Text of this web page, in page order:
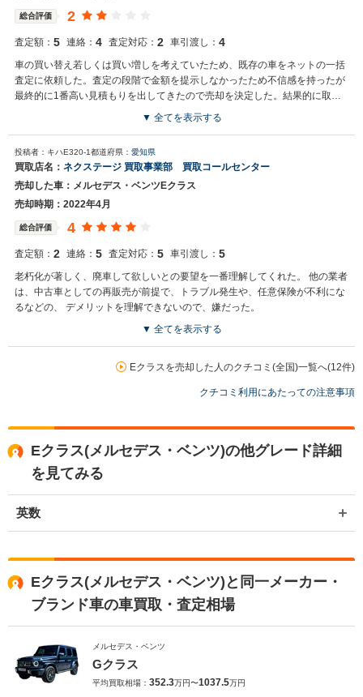
総合評価 2
査定額： 5 連絡： 4 査定対応： 2 車引渡し： 4
車の買い替え若しくは買い増しを考えていたため、既存の車をネットの一括
査定に依頼した。査定の段階で金額を提示しなかったため不信感を持ったが
最終的に1番高い見積もりを出してきたので売却を決定した。結果的に取引
買取店からの返信
お世話になっております。 株式会社ネクステージでございます。 この
度はネクステージをご利用いただきまして誠にありがとうございまし
た。 弊社スタッフの接客をお褒め頂き光栄です。 今後もご満足いただ
けるよう精進してまいります。 スタッフ一同、またのご利用お待ちし
▼ 全てを表示する
投稿者：キハE320-1都道府県： 愛知県
買取店名： ネクステージ 買取事業部 買取コールセンター
売却した車：メルセデス・ベンツEクラス
売却時期：2022年4月
総合評価 4
査定額： 2 連絡： 5 査定対応： 5 車引渡し： 5
老朽化が著しく、廃車して欲しいとの要望を一番理解してくれた。 他の業者
は、中古車としての再販売が前提で、トラブル発生や、任意保険が不利にな
るなどの、 デメリットを理解できないので、嫌だった。
買取店からの返信
お世話になっております。 株式会社ネクステージでございます。 この
しております。 またお車のことで何かございましたら、是非ネクステ
ージをご利用いただけますと幸いでございます。 今後とも宜しくお願
い申し上げます。
▼ 全てを表示する
Eクラスを売却した人のクチコミ(全国)一覧へ(12件)
クチコミ利用にあたっての注意事項
Eクラス(メルセデス・ベンツ)の他グレード詳細
を見てみる
英数
Eクラス(メルセデス・ベンツ)と同一メーカー・
ブランド車の車買取・査定相場
メルセデス・ベンツ
Gクラス
平均買取相場： 352.3万円〜1037.5万円